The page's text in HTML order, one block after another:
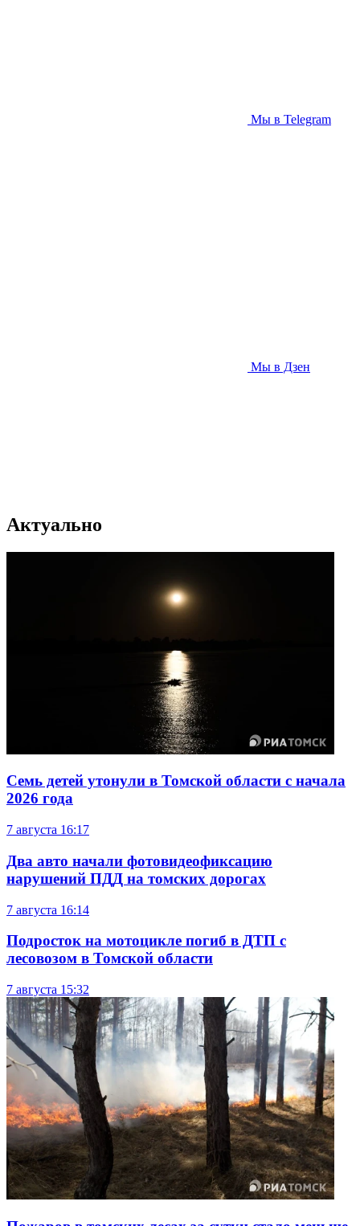
Мы в Telegram
Мы в Дзен
Актуально
Семь детей утонули в Томской области с начала
2026 года
7 августа 16:17
Два авто начали фотовидеофиксацию
нарушений ПДД на томских дорогах
7 августа 16:14
Подросток на мотоцикле погиб в ДТП с
лесовозом в Томской области
7 августа 15:32